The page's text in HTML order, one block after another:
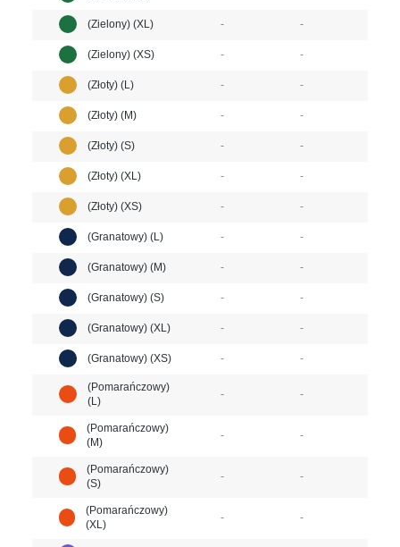
(Zielony) (XL) - -
(Zielony) (XS) - -
(Złoty) (L) - -
(Złoty) (M) - -
(Złoty) (S) - -
(Złoty) (XL) - -
(Złoty) (XS) - -
(Granatowy) (L) - -
(Granatowy) (M) - -
(Granatowy) (S) - -
(Granatowy) (XL) - -
(Granatowy) (XS) - -
(Pomarańczowy)
(L)
- -
(Pomarańczowy)
(M)
- -
(Pomarańczowy)
(S)
- -
(Pomarańczowy)
(XL)
- -